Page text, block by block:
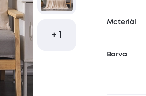
Materiál
Barva
+ 1